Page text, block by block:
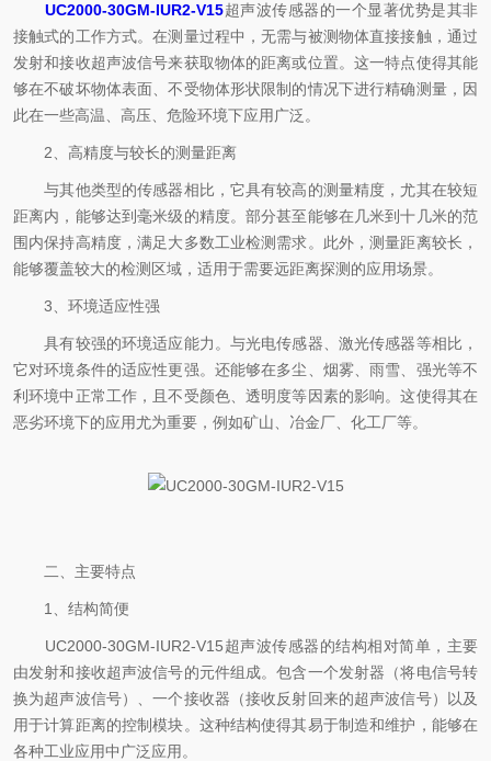
UC2000-30GM-IUR2-V15超声波传感器的一个显著优势是其非
接触式的工作方式。在测量过程中，无需与被测物体直接接触，通过
发射和接收超声波信号来获取物体的距离或位置。这一特点使得其能
够在不破坏物体表面、不受物体形状限制的情况下进行精确测量，因
此在一些高温、高压、危险环境下应用广泛。
2、高精度与较长的测量距离
与其他类型的传感器相比，它具有较高的测量精度，尤其在较短
距离内，能够达到毫米级的精度。部分甚至能够在几米到十几米的范
围内保持高精度，满足大多数工业检测需求。此外，测量距离较长，
能够覆盖较大的检测区域，适用于需要远距离探测的应用场景。
3、环境适应性强
具有较强的环境适应能力。与光电传感器、激光传感器等相比，
它对环境条件的适应性更强。还能够在多尘、烟雾、雨雪、强光等不
利环境中正常工作，且不受颜色、透明度等因素的影响。这使得其在
恶劣环境下的应用尤为重要，例如矿山、冶金厂、化工厂等。
二、主要特点
1、结构简便
UC2000-30GM-IUR2-V15超声波传感器的结构相对简单，主要
由发射和接收超声波信号的元件组成。包含一个发射器（将电信号转
换为超声波信号）、一个接收器（接收反射回来的超声波信号）以及
用于计算距离的控制模块。这种结构使得其易于制造和维护，能够在
各种工业应用中广泛应用。